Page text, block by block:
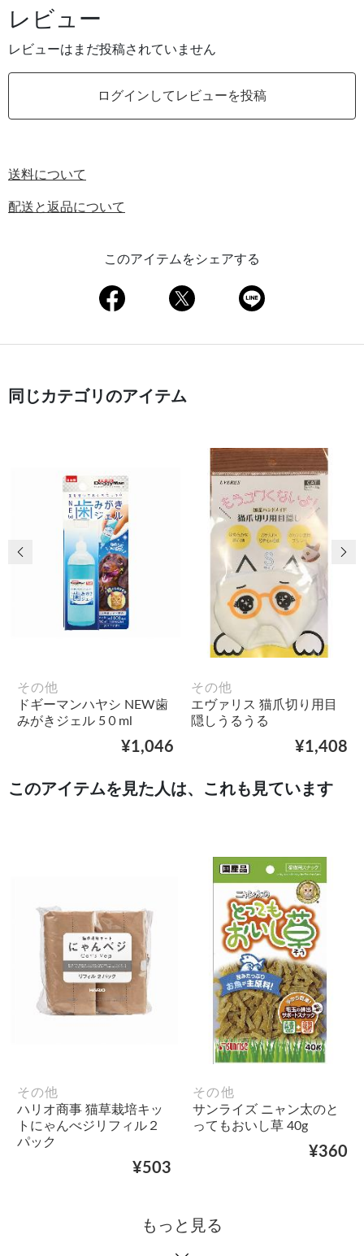
レビュー
レビューはまだ投稿されていません
ログインしてレビューを投稿
送料について
配送と返品について
このアイテムをシェアする
同じカテゴリのアイテム
その他
ドギーマンハヤシ NEW歯
みがきジェル 5０ml
¥1,046
その他
エヴァリス 猫爪切り用目
隠しうるうる
¥1,408
前の画像 次
このアイテムを見た人は、これも見ています
その他
ハリオ商事 猫草栽培キッ
トにゃんべジリフィル２
パック
¥503
その他
サンライズ ニャン太のと
ってもおいし草 40g
¥360
もっと見る